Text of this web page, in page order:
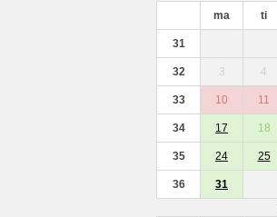
ma ti
31
32 3 4
33 10 11
34 17 18
35 24 25
36 31